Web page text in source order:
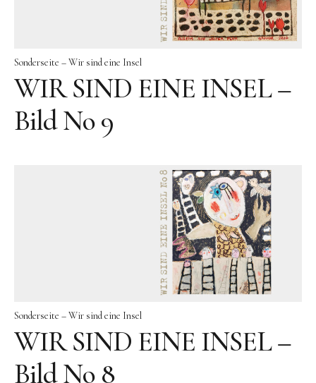
Gruppenausstellungen
Werk
Großbronze
Grafik
Grafik Großformat
Objektbilder
Assemblagen
Collagen
Skizzen
Public Works
Sonderseite – Wir sind eine Insel
WIR SIND EINE INSEL –
Bild No 9
Sonderseite – Wir sind eine Insel
WIR SIND EINE INSEL –
Bild No 8